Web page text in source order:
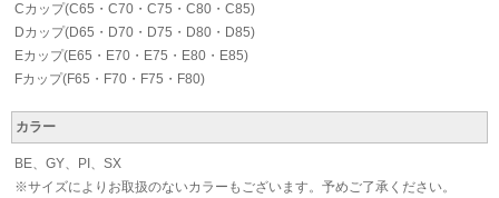
Cカップ(C65・C70・C75・C80・C85)
Dカップ(D65・D70・D75・D80・D85)
Eカップ(E65・E70・E75・E80・E85)
Fカップ(F65・F70・F75・F80)
カラー
BE、GY、PI、SX
※サイズによりお取扱のないカラーもございます。予めご了承ください。